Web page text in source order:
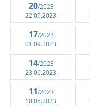
20/2023
22.09.2023.
17/2023
01.09.2023.
14/2023
23.06.2023.
11/2023
10.05.2023.